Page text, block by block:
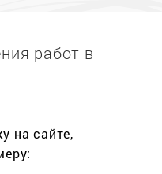
на адрес
работ в
на сайте,